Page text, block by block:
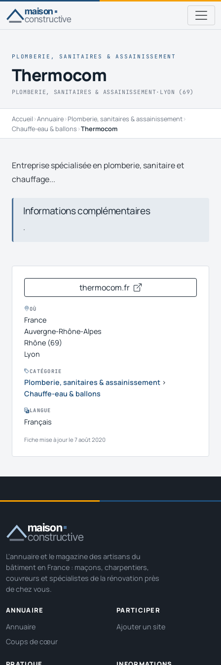
maison
constructive
PLOMBERIE, SANITAIRES & ASSAINISSEMENT
Thermocom
PLOMBERIE, SANITAIRES & ASSAINISSEMENT · LYON (69)
Accueil ›Annuaire›Plomberie, sanitaires & assainissement›
Chauffe-eau & ballons ›Thermocom
Entreprise spécialisée en plomberie, sanitaire et
chauffage...
Informations complémentaires
.
thermocom.fr
OÙ
France
Auvergne-Rhône-Alpes
Rhône (69)
Lyon
CATÉGORIE
Plomberie, sanitaires & assainissement ›
Chauffe-eau & ballons
LANGUE
Français
Fiche mise à jour le 7 août 2020
maison
constructive
L'annuaire et le magazine des artisans du
bâtiment en France : maçons, charpentiers,
couvreurs et spécialistes de la rénovation près
de chez vous.
ANNUAIRE
Annuaire
Coups de cœur
PARTICIPER
Ajouter un site